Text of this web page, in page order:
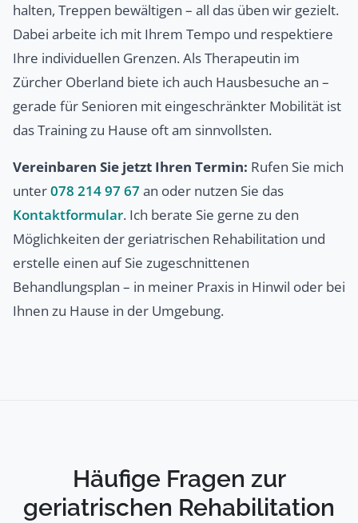
halten, Treppen bewältigen – all das üben wir gezielt.
Dabei arbeite ich mit Ihrem Tempo und respektiere
Ihre individuellen Grenzen. Als Therapeutin im
Zürcher Oberland biete ich auch Hausbesuche an –
gerade für Senioren mit eingeschränkter Mobilität ist
das Training zu Hause oft am sinnvollsten.
Vereinbaren Sie jetzt Ihren Termin: Rufen Sie mich
unter078 214 97 67 an oder nutzen Sie das
Kontaktformular. Ich berate Sie gerne zu den
Möglichkeiten der geriatrischen Rehabilitation und
erstelle einen auf Sie zugeschnittenen
Behandlungsplan – in meiner Praxis in Hinwil oder bei
Ihnen zu Hause in der Umgebung.
Häufige Fragen zur
geriatrischen Rehabilitation